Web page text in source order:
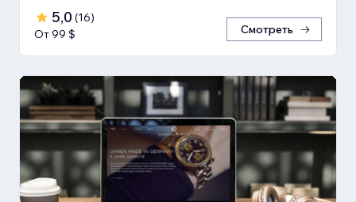
5,0 (16)
От 99 $
Смотреть